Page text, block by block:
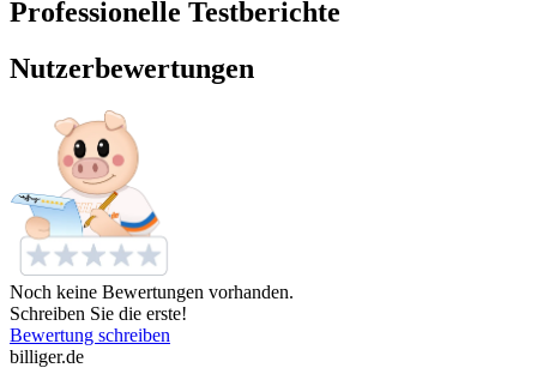
Professionelle Testberichte
Nutzerbewertungen
Noch keine Bewertungen vorhanden.
Schreiben Sie die erste!
Bewertung schreiben
billiger.de